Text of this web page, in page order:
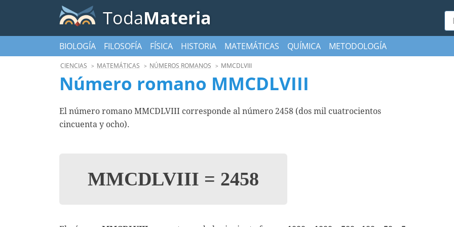
TodaMateria
BIOLOGÍA FILOSOFÍA FÍSICA HISTORIA MATEMÁTICAS QUÍMICA METODOLOGÍA
CIENCIAS MATEMÁTICAS NÚMEROS ROMANOS MMCDLVIII
Número romano MMCDLVIII
El número romano MMCDLVIII corresponde al número 2458 (dos mil cuatrocientos
cincuenta y ocho).
MMCDLVIII = 2458